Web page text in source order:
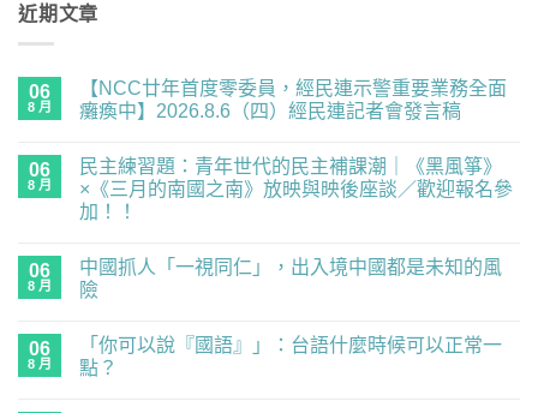
近期文章
06
8 月
【NCC廿年首度零委員，經民連示警重要業務全面
癱瘓中】2026.8.6（四）經民連記者會發言稿
廿
首
度
員，
經
民
要
留
言
06
8 月
民主練習題：青年世代的民主補課潮｜《黑風箏》
×《三月的南國之南》放映與映後座談／歡迎報名參
加！！
主
練
習
世
代
留
言
06
8 月
中國抓人「一視同仁」，出入境中國都是未知的風
險
抓
人
言
06
8 月
「你可以說『國語』」：台語什麼時候可以正常一
點？